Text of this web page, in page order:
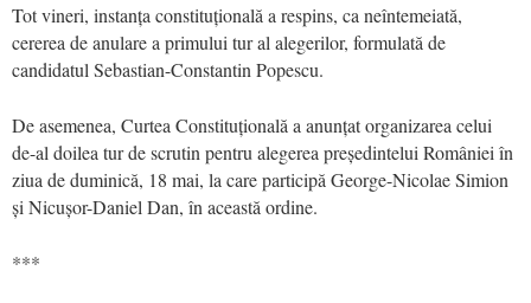
Tot vineri, instanța constituțională a respins, ca neîntemeiată,
cererea de anulare a primului tur al alegerilor, formulată de
candidatul Sebastian-Constantin Popescu.
De asemenea, Curtea Constituțională a anunțat organizarea celui
de-al doilea tur de scrutin pentru alegerea președintelui României în
ziua de duminică, 18 mai, la care participă George-Nicolae Simion
și Nicușor-Daniel Dan, în această ordine.
***